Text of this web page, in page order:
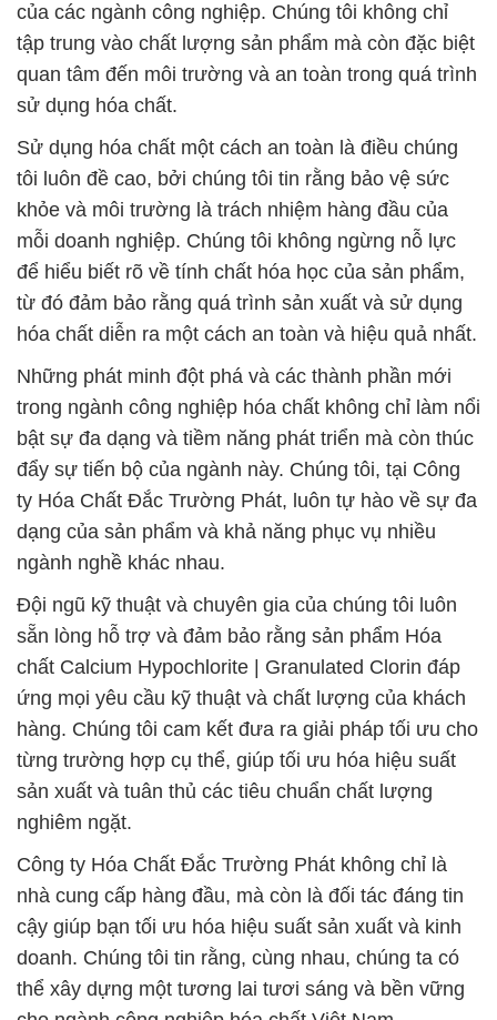
của các ngành công nghiệp. Chúng tôi không chỉ
tập trung vào chất lượng sản phẩm mà còn đặc biệt
quan tâm đến môi trường và an toàn trong quá trình
sử dụng hóa chất.
Sử dụng hóa chất một cách an toàn là điều chúng
tôi luôn đề cao, bởi chúng tôi tin rằng bảo vệ sức
khỏe và môi trường là trách nhiệm hàng đầu của
mỗi doanh nghiệp. Chúng tôi không ngừng nỗ lực
để hiểu biết rõ về tính chất hóa học của sản phẩm,
từ đó đảm bảo rằng quá trình sản xuất và sử dụng
hóa chất diễn ra một cách an toàn và hiệu quả nhất.
Những phát minh đột phá và các thành phần mới
trong ngành công nghiệp hóa chất không chỉ làm nổi
bật sự đa dạng và tiềm năng phát triển mà còn thúc
đẩy sự tiến bộ của ngành này. Chúng tôi, tại Công
ty Hóa Chất Đắc Trường Phát, luôn tự hào về sự đa
dạng của sản phẩm và khả năng phục vụ nhiều
ngành nghề khác nhau.
Đội ngũ kỹ thuật và chuyên gia của chúng tôi luôn
sẵn lòng hỗ trợ và đảm bảo rằng sản phẩm Hóa
chất Calcium Hypochlorite | Granulated Clorin đáp
ứng mọi yêu cầu kỹ thuật và chất lượng của khách
hàng. Chúng tôi cam kết đưa ra giải pháp tối ưu cho
từng trường hợp cụ thể, giúp tối ưu hóa hiệu suất
sản xuất và tuân thủ các tiêu chuẩn chất lượng
nghiêm ngặt.
Công ty Hóa Chất Đắc Trường Phát không chỉ là
nhà cung cấp hàng đầu, mà còn là đối tác đáng tin
cậy giúp bạn tối ưu hóa hiệu suất sản xuất và kinh
doanh. Chúng tôi tin rằng, cùng nhau, chúng ta có
thể xây dựng một tương lai tươi sáng và bền vững